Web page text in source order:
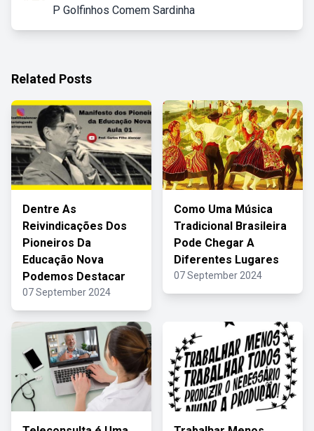
P Golfinhos Comem Sardinha
Related Posts
Dentre As
Reivindicações Dos
Pioneiros Da
Educação Nova
Podemos Destacar
07 September 2024
Como Uma Música
Tradicional Brasileira
Pode Chegar A
Diferentes Lugares
07 September 2024